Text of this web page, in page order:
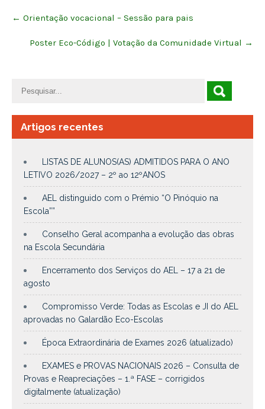
navigation
← Orientação vocacional – Sessão para pais
Poster Eco-Código | Votação da Comunidade Virtual →
Artigos recentes
LISTAS DE ALUNOS(AS) ADMITIDOS PARA O ANO
LETIVO 2026/2027 – 2º ao 12ºANOS
AEL distinguido com o Prémio “O Pinóquio na
Escola””
Conselho Geral acompanha a evolução das obras
na Escola Secundária
Encerramento dos Serviços do AEL – 17 a 21 de
agosto
Compromisso Verde: Todas as Escolas e JI do AEL
aprovadas no Galardão Eco-Escolas
Época Extraordinária de Exames 2026 (atualizado)
EXAMES e PROVAS NACIONAIS 2026 – Consulta de
Provas e Reapreciações – 1.ª FASE – corrigidos
digitalmente (atualização)